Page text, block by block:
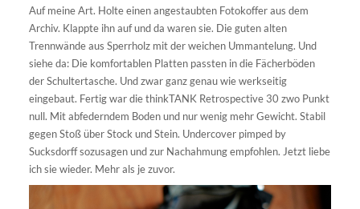
Auf meine Art. Holte einen angestaubten Fotokoffer aus dem
Archiv. Klappte ihn auf und da waren sie. Die guten alten
Trennwände aus Sperrholz mit der weichen Ummantelung. Und
siehe da: Die komfortablen Platten passten in die Fächerböden
der Schultertasche. Und zwar ganz genau wie werkseitig
eingebaut. Fertig war die thinkTANK Retrospective 30 zwo Punkt
null. Mit abfederndem Boden und nur wenig mehr Gewicht. Stabil
gegen Stoß über Stock und Stein. Undercover pimped by
Sucksdorff sozusagen und zur Nachahmung empfohlen. Jetzt liebe
ich sie wieder. Mehr als je zuvor.